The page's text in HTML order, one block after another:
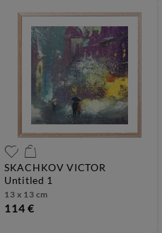
SKACHKOV VICTOR
untitled 1
13 x 13 cm
114 €